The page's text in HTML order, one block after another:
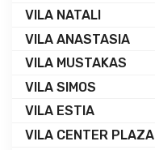
VILA NATALI
VILA ANASTASIA
VILA MUSTAKAS
VILA SIMOS
VILA ESTIA
VILA CENTER PLAZA